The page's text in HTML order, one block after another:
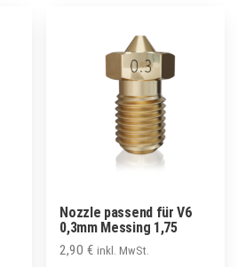
Nozzle passend für V6
0,3mm Messing 1,75
2,90€ inkl. MwSt.